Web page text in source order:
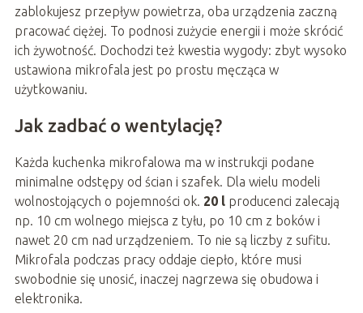
zablokujesz przepływ powietrza, oba urządzenia zaczną
pracować ciężej. To podnosi zużycie energii i może skrócić
ich żywotność. Dochodzi też kwestia wygody: zbyt wysoko
ustawiona mikrofala jest po prostu męcząca w
użytkowaniu.
Jak zadbać o wentylację?
Każda kuchenka mikrofalowa ma w instrukcji podane
minimalne odstępy od ścian i szafek. Dla wielu modeli
wolnostojących o pojemności ok. 20 lproducenci zalecają
np. 10 cm wolnego miejsca z tyłu, po 10 cm z boków i
nawet 20 cm nad urządzeniem. To nie są liczby z sufitu.
Mikrofala podczas pracy oddaje ciepło, które musi
swobodnie się unosić, inaczej nagrzewa się obudowa i
elektronika.